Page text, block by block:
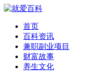
首页
百科资讯
兼职副业项目
财富故事
养生文化